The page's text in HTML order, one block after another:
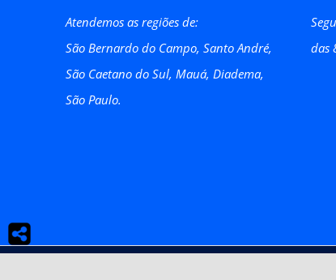
Atendemos as regiões de:
São Bernardo do Campo, Santo André,
São Caetano do Sul, Mauá, Diadema,
São Paulo.
das